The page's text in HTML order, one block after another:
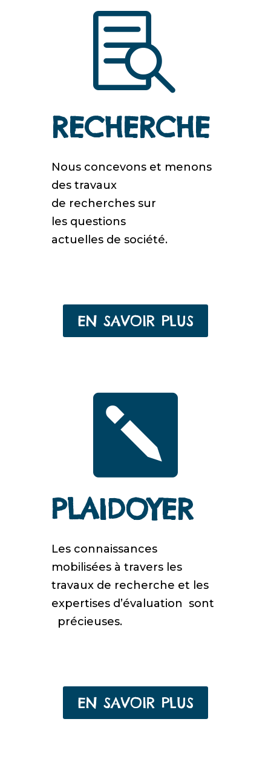

RECHERCHE
Nous concevons et menons
des travaux
de recherches sur
les questions
actuelles de société.
EN SAVOIR PLUS

PLAIDOYER
Les connaissances
mobilisées à travers les
travaux de recherche et les
expertises d’évaluation sont
précieuses.
EN SAVOIR PLUS